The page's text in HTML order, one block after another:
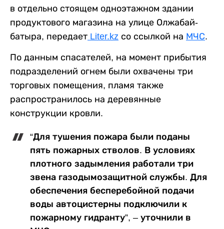
в отдельно стоящем одноэтажном здании
продуктового магазина на улице Олжабай-
батыра, передает Liter.kz со ссылкой на МЧС.
По данным спасателей, на момент прибытия
подразделений огнем были охвачены три
торговых помещения, пламя также
распространилось на деревянные
конструкции кровли.
“Для тушения пожара были поданы
пять пожарных стволов. В условиях
плотного задымления работали три
звена газодымозащитной службы. Для
обеспечения бесперебойной подачи
воды автоцистерны подключили к
пожарному гидранту”, – уточнили в